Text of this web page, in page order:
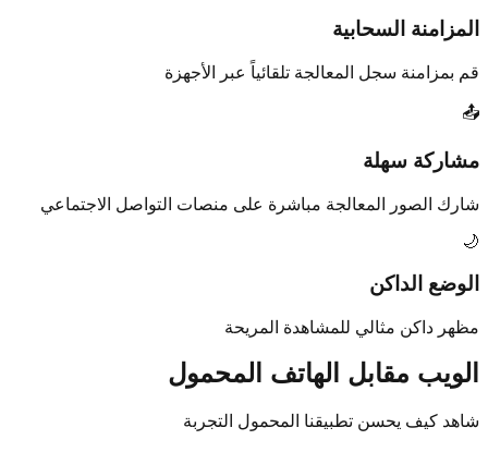
المزامنة السحابية
قم بمزامنة سجل المعالجة تلقائياً عبر الأجهزة
📤
مشاركة سهلة
شارك الصور المعالجة مباشرة على منصات التواصل الاجتماعي
🌙
الوضع الداكن
مظهر داكن مثالي للمشاهدة المريحة
الويب مقابل الهاتف المحمول
شاهد كيف يحسن تطبيقنا المحمول التجربة